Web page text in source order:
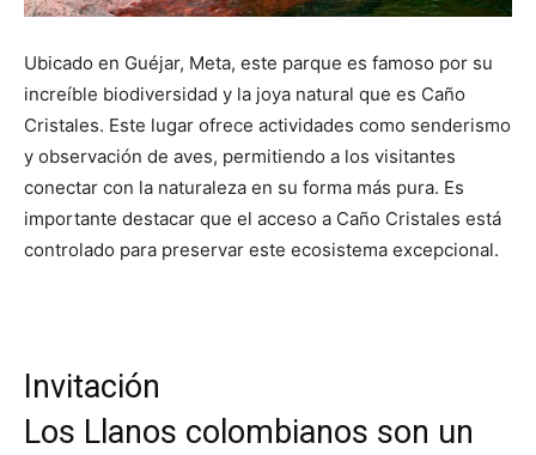
Ubicado en Guéjar, Meta, este parque es famoso por su
increíble biodiversidad y la joya natural que es Caño
Cristales. Este lugar ofrece actividades como senderismo
y observación de aves, permitiendo a los visitantes
conectar con la naturaleza en su forma más pura. Es
importante destacar que el acceso a Caño Cristales está
controlado para preservar este ecosistema excepcional.
Invitación
Los Llanos colombianos son un